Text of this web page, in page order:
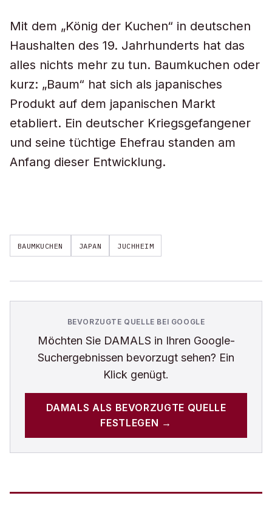
Mit dem „König der Kuchen“ in deutschen
Haushalten des 19. Jahrhunderts hat das
alles nichts mehr zu tun. Baumkuchen oder
kurz: „Baum“ hat sich als japanisches
Produkt auf dem japanischen Markt
etabliert. Ein deutscher Kriegsgefangener
und seine tüchtige Ehefrau standen am
Anfang dieser Entwicklung.
BAUMKUCHEN JAPAN JUCHHEIM
BEVORZUGTE QUELLE BEI GOOGLE
Möchten Sie DAMALS in Ihren Google-
Suchergebnissen bevorzugt sehen? Ein
Klick genügt.
DAMALS ALS BEVORZUGTE QUELLE
FESTLEGEN →